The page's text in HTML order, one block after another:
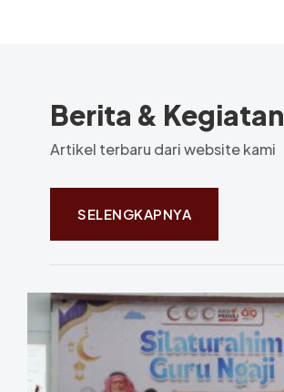
Berita & Kegiatan
Artikel terbaru dari website kami
SELENGKAPNYA